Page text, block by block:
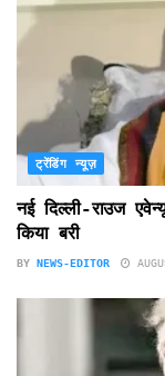
ट्रेंडिंग न्यूज़
नई दिल्ली-राउज
किया बरी
BY NEWS-EDITOR